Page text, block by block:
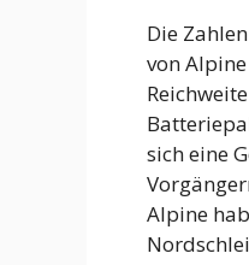
Die
von
sich eine
Alpine